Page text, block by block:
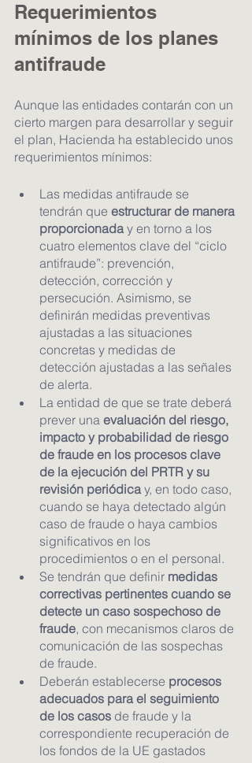
Requerimientos
mínimos de los planes
antifraude
Aunque las entidades contarán con un
cierto margen para desarrollar y seguir
el plan, Hacienda ha establecido unos
requerimientos mínimos:
Las medidas antifraude se
tendrán que estructurar de manera
proporcionada y en torno a los
cuatro elementos clave del “ciclo
antifraude”: prevención,
detección, corrección y
persecución. Asimismo, se
definirán medidas preventivas
ajustadas a las situaciones
concretas y medidas de
detección ajustadas a las señales
de alerta.
La entidad de que se trate deberá
prever una evaluación del riesgo,
impacto y probabilidad de riesgo
de fraude en los procesos clave
de la ejecución del PRTR y su
revisión periódica y, en todo caso,
cuando se haya detectado algún
caso de fraude o haya cambios
significativos en los
procedimientos o en el personal.
Se tendrán que definir medidas
correctivas pertinentes cuando se
detecte un caso sospechoso de
fraude, con mecanismos claros de
comunicación de las sospechas
de fraude.
Deberán establecerse procesos
adecuados para el seguimiento
de los casos de fraude y la
correspondiente recuperación de
los fondos de la UE gastados